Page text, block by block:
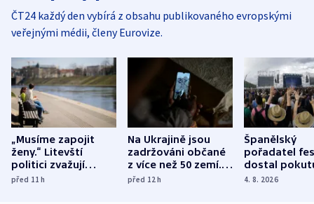
ČT24 každý den vybírá z obsahu publikovaného evropskými
veřejnými médii, členy Eurovize.
„Musíme zapojit
ženy.“ Litevští
politici zvažují
dohodu o
před 11h
Na Ukrajině jsou
zadržováni občané
z více než 50 zemí.
Bojovali na straně
před 12h
Španělský
pořadatel
dostal
nekalé
4. 8. 2026